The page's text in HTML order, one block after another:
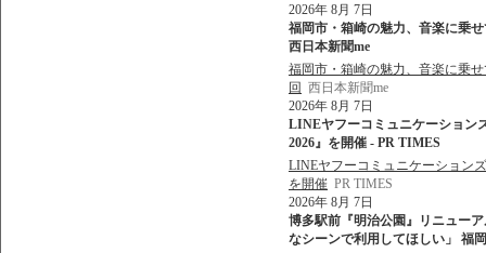
2026年 8月 7日
福岡市・箱崎の魅力、音楽に乗
西日本新聞me
福岡市・箱崎の魅力、音楽に乗
回 西日本新聞me
2026年 8月 7日
LINEヤフーコミュニケーション
2026』を開催 - PR TIMES
LINEヤフーコミュニケーション
を開催 PR TIMES
2026年 8月 7日
博多駅前『明治公園』リニュー
なシーンで利用してほしい」 福